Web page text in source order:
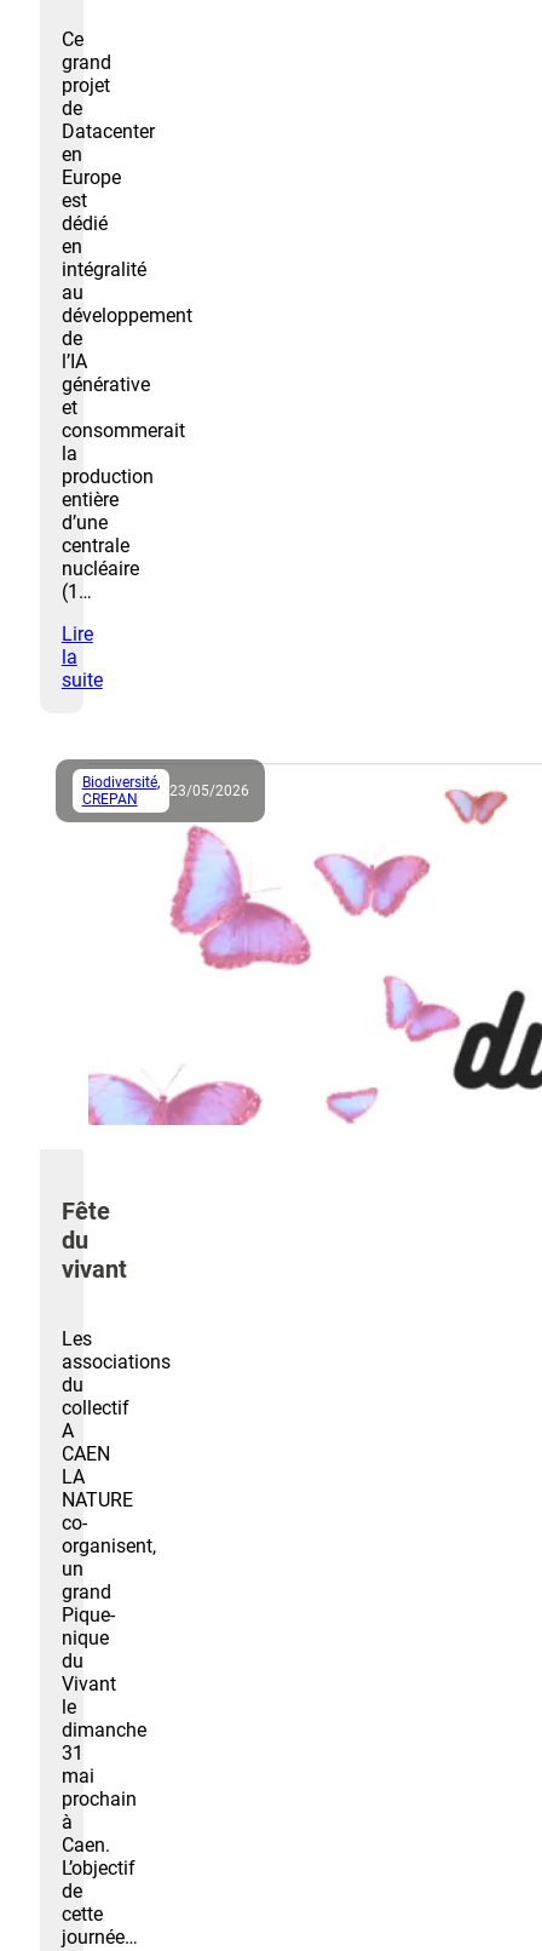
Ce
grand
projet
de
Datacenter
en
Europe
est
dédié
en
intégralité
au
développement
de
l’IA
générative
et
consommerait
la
production
entière
d’une
centrale
nucléaire
(1…
Lire
la
suite
Fête
du
vivant
Les
associations
du
collectif
A
CAEN
LA
NATURE
co-
organisent,
un
grand
Pique-
nique
du
Vivant
le
dimanche
31
mai
prochain
à
Caen.
L’objectif
de
cette
journée…
Biodiversité,
CREPAN
23/05/2026